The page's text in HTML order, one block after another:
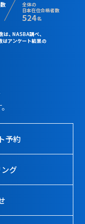
予約
グ